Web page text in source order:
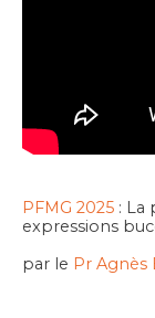
PFMG 2025 : La
expressions
par le Pr Agnès